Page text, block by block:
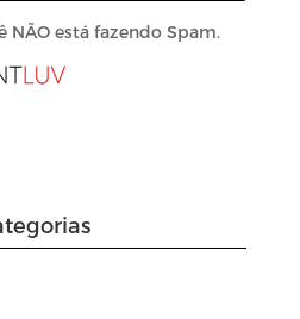
NÃO está fazendo Spam.